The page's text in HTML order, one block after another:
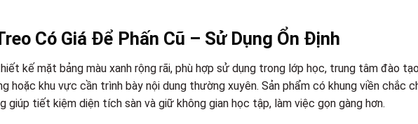
Có Giá Để Phấn Cũ – Sử Dụng Ổn Định
kế mặt bảng màu xanh rộng rãi, phù hợp sử dụng trong lớp học, trung tâm đào
hoặc khu vực cần trình bày nội dung thường xuyên. Sản phẩm có khung viền chắc
giúp tiết kiệm diện tích sàn và giữ không gian học tập, làm việc gọn gàng hơn.